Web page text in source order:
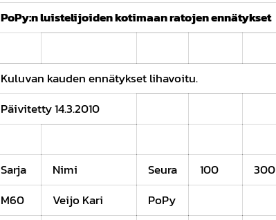
PoPy:n luistelijoiden kotimaan ratojen ennätykset
Kuluvan kauden ennätykset lihavoitu.
Päivitetty 14.3.2010
Sarja Nimi Seura 100 300
M60
Veijo Kari PoPy